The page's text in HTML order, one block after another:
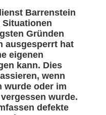
Barrenstein
Gründen
ausgesperrt hat
eigenen
kann. Dies
wenn
wurde oder im
wurde.
defekte